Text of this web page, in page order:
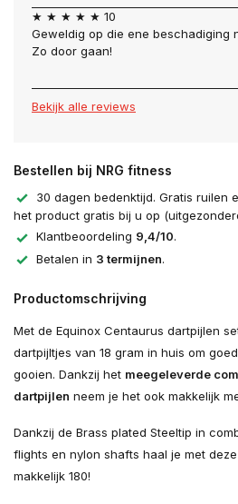
★ ★ ★ ★ ★ 10
Geweldig op die ene beschadiging
Zo door gaan!
Bekijk alle reviews
Bestellen bij NRG fitness
30 dagen bedenktijd. Gratis ruilen
het product gratis bij u op
Klantbeoordeling 9,4/10.
Betalen in 3 termijnen.
Productomschrijving
Met de Equinox Centaurus dartpijlen
dartpijltjes van 18 gram in huis om
gooien. Dankzij het meegeleverde
dartpijlen neem je het ook makkelijk
Dankzij de Brass plated Steeltip in
flights en nylon shafts haal je met
makkelijk 180!